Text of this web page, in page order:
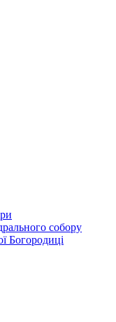
собору
Богородиці